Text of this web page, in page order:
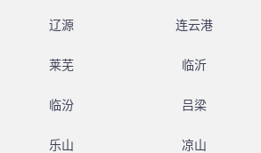
辽源 连云港
莱芜 临沂
临汾 吕梁
乐山 凉山